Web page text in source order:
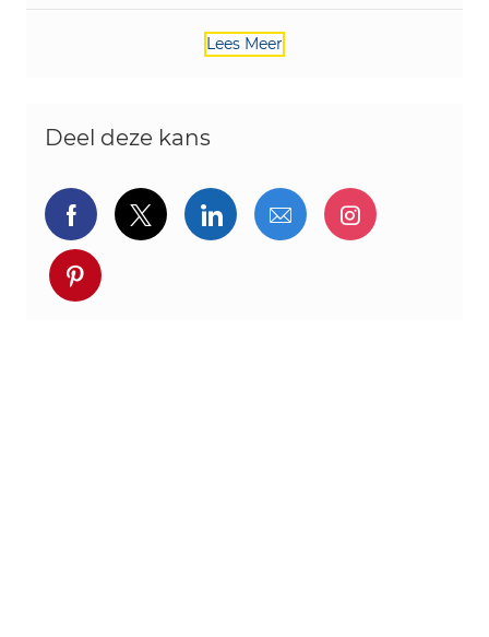
Lees Meer
Deel deze kans
Delen via Facebook
Delen via twitter
Delen via LinkedIn
Delen via e-mail
Delen via
Deel via pinterest